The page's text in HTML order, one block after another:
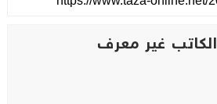
الكاتب غير معرف